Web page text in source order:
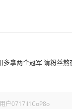
拿两个冠军 请粉丝
用户0717iI1CoP8o